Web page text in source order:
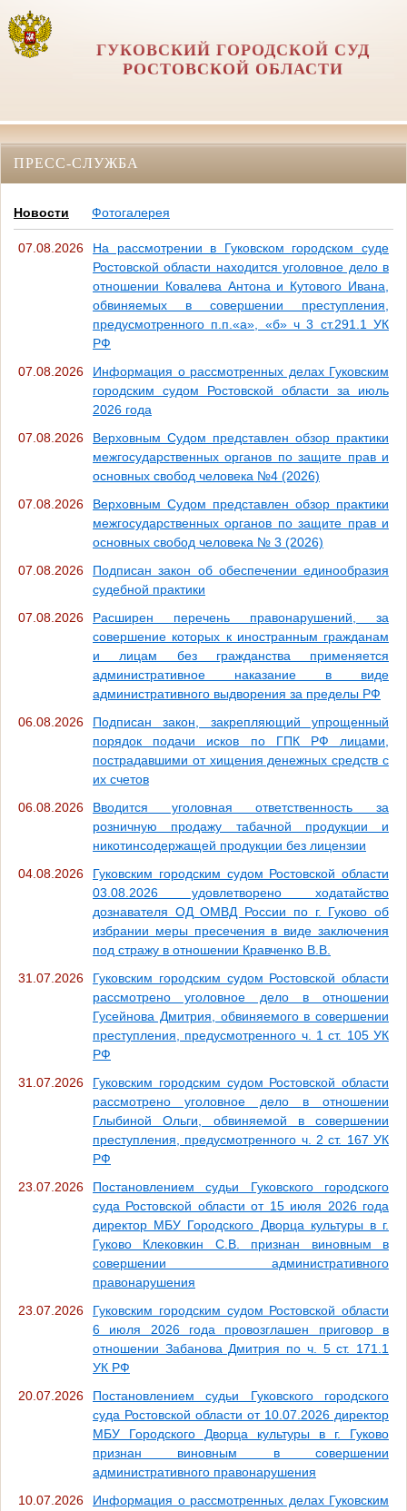
ГУКОВСКИЙ ГОРОДСКОЙ СУД
РОСТОВСКОЙ ОБЛАСТИ
ПРЕСС-СЛУЖБА
Новости Фотогалерея
07.08.2026
На рассмотрении в Гуковском городском суде
Ростовской области находится уголовное дело в
отношении Ковалева Антона и Кутового Ивана,
обвиняемых в совершении преступления,
предусмотренного п.п.«а», «б» ч 3 ст.291.1 УК
РФ
07.08.2026
Информация о рассмотренных делах Гуковским
городским судом Ростовской области за июль
2026 года
07.08.2026
Верховным Судом представлен обзор практики
межгосударственных органов по защите прав и
основных свобод человека №4 (2026)
07.08.2026
Верховным Судом представлен обзор практики
межгосударственных органов по защите прав и
основных свобод человека № 3 (2026)
07.08.2026
Подписан закон об обеспечении единообразия
судебной практики
07.08.2026
Расширен перечень правонарушений, за
совершение которых к иностранным гражданам
и лицам без гражданства применяется
административное наказание в виде
административного выдворения за пределы РФ
06.08.2026
Подписан закон, закрепляющий упрощенный
порядок подачи исков по ГПК РФ лицами,
пострадавшими от хищения денежных средств с
их счетов
06.08.2026
Вводится уголовная ответственность за
розничную продажу табачной продукции и
никотинсодержащей продукции без лицензии
04.08.2026
Гуковским городским судом Ростовской области
03.08.2026 удовлетворено ходатайство
дознавателя ОД ОМВД России по г. Гуково об
избрании меры пресечения в виде заключения
под стражу в отношении Кравченко В.В.
31.07.2026
Гуковским городским судом Ростовской области
рассмотрено уголовное дело в отношении
Гусейнова Дмитрия, обвиняемого в совершении
преступления, предусмотренного ч. 1 ст. 105 УК
РФ
31.07.2026
Гуковским городским судом Ростовской области
рассмотрено уголовное дело в отношении
Глыбиной Ольги, обвиняемой в совершении
преступления, предусмотренного ч. 2 ст. 167 УК
РФ
23.07.2026
Постановлением судьи Гуковского городского
суда Ростовской области от 15 июля 2026 года
директор МБУ Городского Дворца культуры в г.
Гуково Клековкин С.В. признан виновным в
совершении административного
правонарушения
23.07.2026
Гуковским городским судом Ростовской области
6 июля 2026 года провозглашен приговор в
отношении Забанова Дмитрия по ч. 5 ст. 171.1
УК РФ
20.07.2026
Постановлением судьи Гуковского городского
суда Ростовской области от 10.07.2026 директор
МБУ Городского Дворца культуры в г. Гуково
признан виновным в совершении
административного правонарушения
10.07.2026
Информация о рассмотренных делах Гуковским